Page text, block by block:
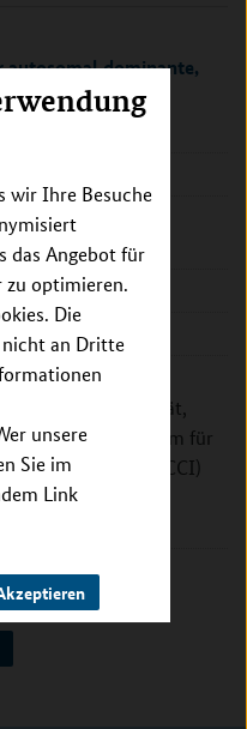
wir Ihre Besuche
das Angebot für
zu optimieren.
Die
nicht an Dritte
unsere
Sie im
Link
autosomal dominante,
(EURO-CMC)
Grimbacher
Universität
Fakultät,
- Centrum für
Immundefizienz (CCI)
Str. 117